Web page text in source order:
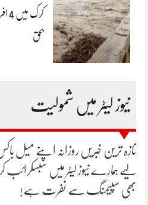
بحق
نیوز لیٹر میں شمولیت
تازہ ترین خبریں روزانہ اپنے
لیے ہمارے نیوز لیٹر میں
بھی سپیمنگ سے نفرت ہے!